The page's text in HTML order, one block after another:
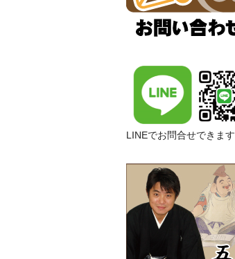
LINEでお問合せできます